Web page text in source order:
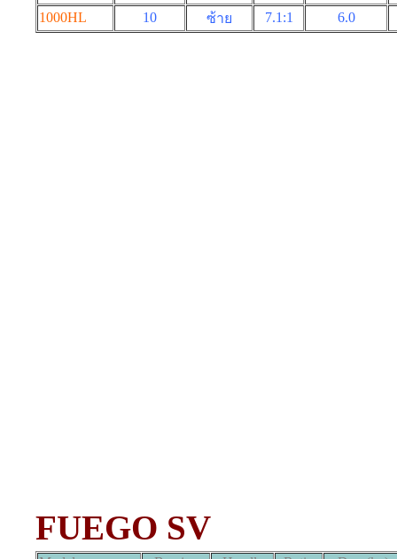
1000HL
10 ซ้าย 7.1:1 6.0
FUEGO SV